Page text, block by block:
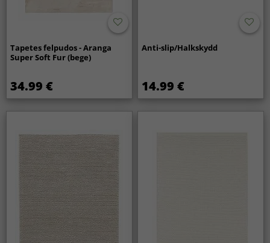
Tapetes felpudos - Aranga
Super Soft Fur (bege)
34.99 €
Anti-slip/Halkskydd
14.99 €